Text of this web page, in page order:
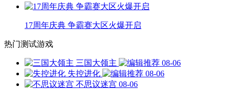
17周年庆典 争霸赛大区火爆开启
热门测试游戏
三国大领主
08-06
失控进化
08-06
不思议迷宫 08-06